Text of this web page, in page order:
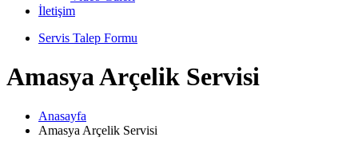
İletişim
Servis Talep Formu
Amasya Arçelik Servisi
Anasayfa
Amasya Arçelik Servisi